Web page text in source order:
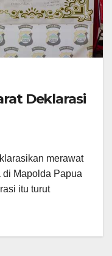
Deklarasi
merawat
di Mapolda Papua
itu turut